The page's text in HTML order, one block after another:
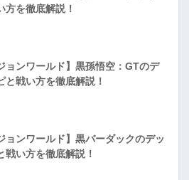
方を徹底解説！
ョンワールド】黒孫悟空：GTのデ
と戦い方を徹底解説！
ョンワールド】黒バーダックのデッ
戦い方を徹底解説！